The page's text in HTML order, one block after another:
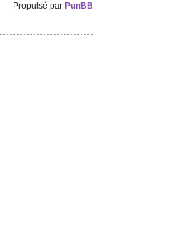
Propulsé par PunBB